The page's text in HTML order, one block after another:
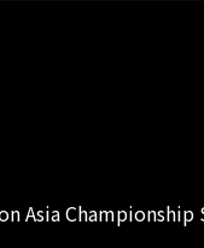
Asia Championship